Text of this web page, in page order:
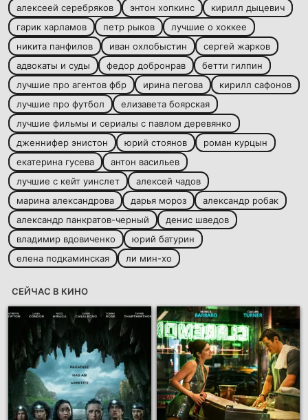
алексеей серебряков
энтон хопкинс
кирилл дыцевич
гарик харламов
петр рыков
лучшие о хоккее
никита панфилов
иван охлобыстин
сергей жарков
адвокаты и суды
федор добронрав
бетти гилпин
лучшие про агентов фбр
ирина пегова
кирилл сафонов
лучшие про футбол
елизавета боярская
лучшие фильмы и сериалы с павлом деревянко
дженнифер энистон
юрий стоянов
роман курцын
екатерина гусева
антон васильев
лучшие с кейт уинслет
алексей чадов
марина александрова
дарья мороз
александр робак
александр панкратов-черный
денис шведов
владимир вдовиченко
юрий батурин
елена подкаминская
ли мин-хо
СЕЙЧАС В КИНО